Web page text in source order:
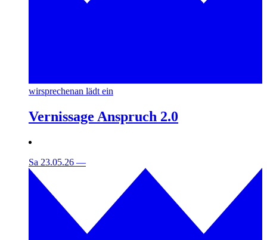
wirsprechenan lädt ein
Vernissage Anspruch 2.0
Sa 23.05.26 —